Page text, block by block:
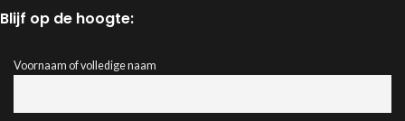
Blijf op de hoogte:
Voornaam of volledige naam